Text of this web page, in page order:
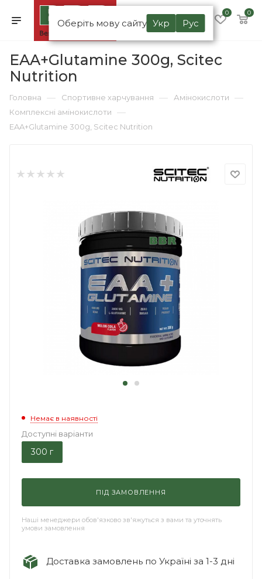
Оберіть мову сайту Укр Рус
0 0
EAA+Glutamine 300g, Scitec
Nutrition
Головна — Спортивне харчування — Амінокислоти —
Комплексні амінокислоти —
EAA+Glutamine 300g, Scitec Nutrition
Немає в наявності
Доступні варіанти
300 г
ПІД ЗАМОВЛЕННЯ
Наші менеджери обов'язково зв'яжуться з вами та уточнять
умови замовлення
Доставка замовлень по Україні за 1-3 дні